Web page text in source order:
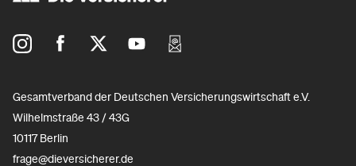
Gesamtverband der Deutschen Versicherungswirtschaft e.V.
Wilhelmstraße 43 / 43G
10117 Berlin
frage@dieversicherer.de